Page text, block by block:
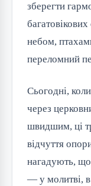
зберегти
небом,
переломний
Сьогодні,
через
швидшим, ці
відчуття
нагадують, що
— у молитві,